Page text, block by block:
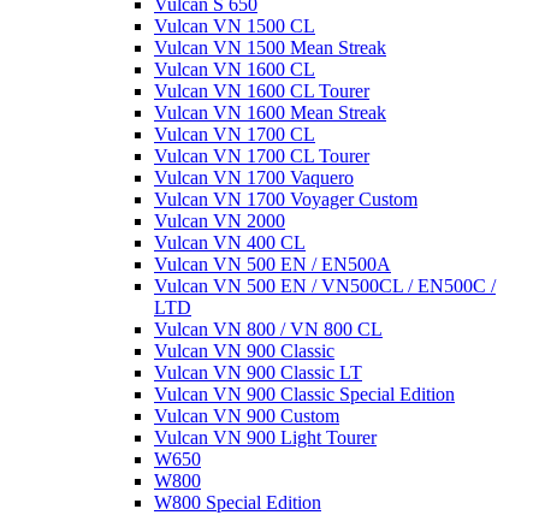
Vulcan S 650
Vulcan VN 1500 CL
Vulcan VN 1500 Mean Streak
Vulcan VN 1600 CL
Vulcan VN 1600 CL Tourer
Vulcan VN 1600 Mean Streak
Vulcan VN 1700 CL
Vulcan VN 1700 CL Tourer
Vulcan VN 1700 Vaquero
Vulcan VN 1700 Voyager Custom
Vulcan VN 2000
Vulcan VN 400 CL
Vulcan VN 500 EN / EN500A
Vulcan VN 500 EN / VN500CL / EN500C /
LTD
Vulcan VN 800 / VN 800 CL
Vulcan VN 900 Classic
Vulcan VN 900 Classic LT
Vulcan VN 900 Classic Special Edition
Vulcan VN 900 Custom
Vulcan VN 900 Light Tourer
W650
W800
W800 Special Edition